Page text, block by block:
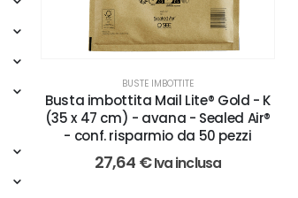
BUSTE IMBOTTITE
Busta imbottita Mail Lite® Gold - K
(35 x 47 cm) - avana - Sealed Air®
- conf. risparmio da 50 pezzi
27,64 €Iva inclusa